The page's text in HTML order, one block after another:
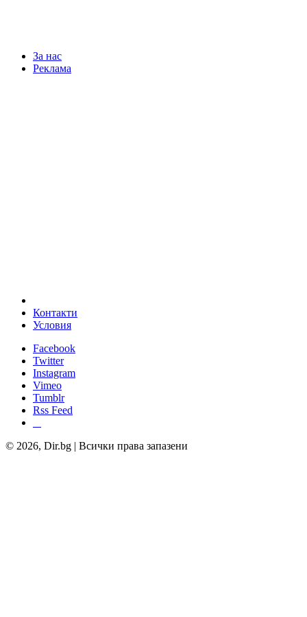
За нас
Реклама
Контакти
Условия
Facebook
Twitter
Instagram
Vimeo
Tumblr
Rss Feed
© 2026, Dir.bg | Всички права запазени